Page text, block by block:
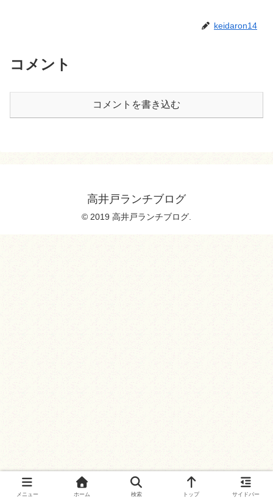
keidaron14
コメント
コメントを書き込む
高井戸ランチブログ
© 2019 高井戸ランチブログ.
メニュー ホーム 検索 トップ サイドバー